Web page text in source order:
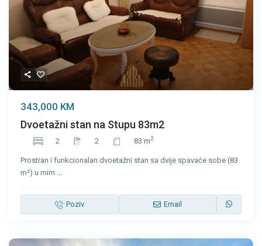
343,000 KM
Dvoetažni stan na Stupu 83m2
2 2 83 m2
Prostran i funkcionalan dvoetažni stan sa dvije spavaće sobe (83
m²) u mirn ...
Poziv Email